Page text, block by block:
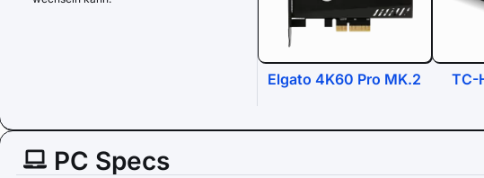
Elgato 4K60 Pro MK.2 TC-
PC Specs